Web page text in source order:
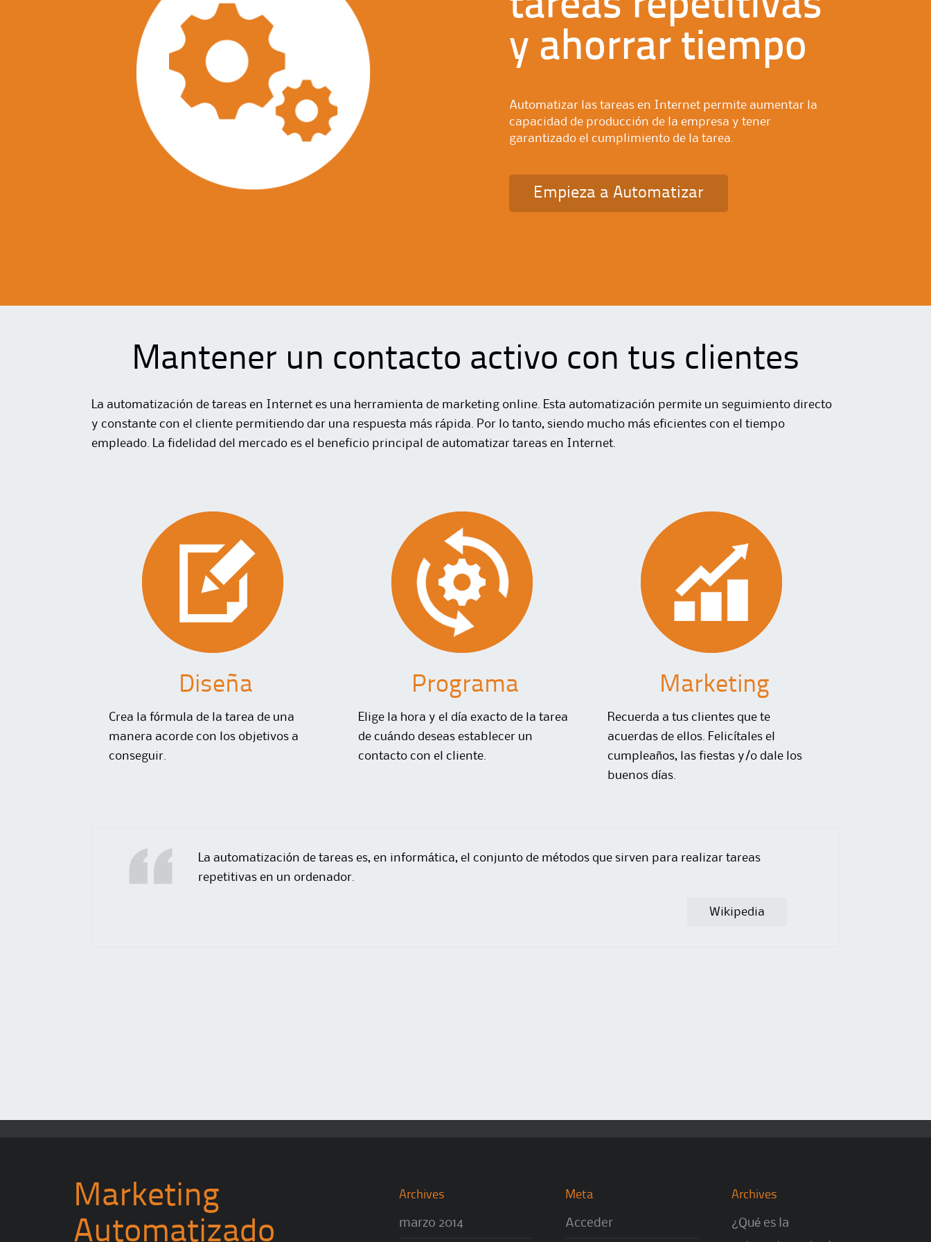
y ahorrar tiempo
Automatizar las tareas en Internet permite aumentar la
capacidad de producción de la empresa y tener
garantizado el cumplimiento de la tarea.
Empieza a Automatizar
Mantener un contacto activo con tus clientes
La automatización de tareas en Internet es una herramienta de marketing online. Esta automatización permite un seguimiento directo
y constante con el cliente permitiendo dar una respuesta más rápida. Por lo tanto, siendo mucho más eficientes con el tiempo
empleado. La fidelidad del mercado es el beneficio principal de automatizar tareas en Internet.
Diseña
Crea la fórmula de la tarea de una
manera acorde con los objetivos a
conseguir.
Programa
Elige la hora y el día exacto de la tarea
de cuándo deseas establecer un
contacto con el cliente.
Marketing
Recuerda a tus clientes que te
acuerdas de ellos. Felicítales el
cumpleaños, las fiestas y/o dale los
buenos días.
La automatización de tareas es, en informática, el conjunto de métodos que sirven para realizar tareas
repetitivas en un ordenador.
Wikipedia
Marketing
Automatizado
Archives
marzo 2014
Meta
Acceder
Archives
¿Qué es la